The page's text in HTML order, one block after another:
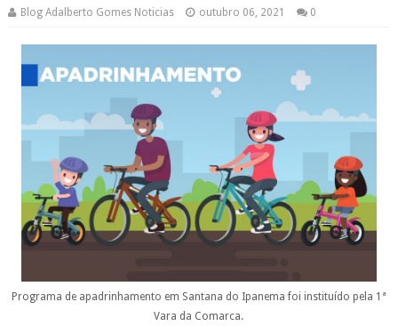
Blog Adalberto Gomes Noticias outubro 06, 2021 0
Programa de apadrinhamento em Santana do Ipanema foi instituído pela 1ª
Vara da Comarca.